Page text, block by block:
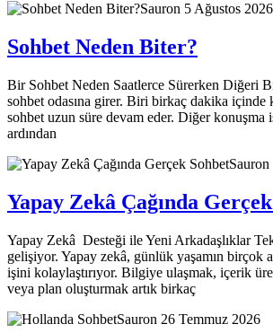
Sauron 5 Ağustos 2026
Sohbet Neden Biter?
Bir Sohbet Neden Saatlerce Sürerken Diğeri
sohbet odasına girer. Biri birkaç dakika içinde
sohbet uzun süre devam eder. Diğer konuşma
ardından
Sauron
Yapay Zekâ Çağında
Yapay Zekâ Desteği ile Yeni Arkadaşlıklar
gelişiyor. Yapay zekâ, günlük yaşamın birçok
işini kolaylaştırıyor. Bilgiye ulaşmak, içerik
veya plan oluşturmak artık birkaç
Sauron 26 Temmuz 2026